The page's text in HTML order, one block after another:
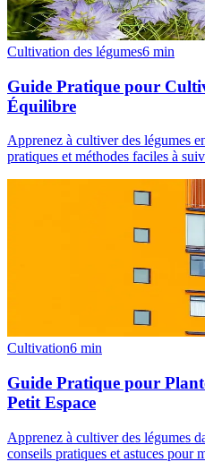
Cultivation des légumes6 min
Guide Pratique pour
Équilibre
Apprenez à cultiver des légumes
pratiques et méthodes faciles à
Cultivation6 min
Guide Pratique pour
Petit Espace
Apprenez à cultiver des légumes
conseils pratiques et astuces pour